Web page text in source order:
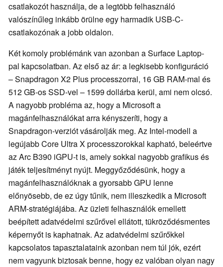
csatlakozót használja, de a legtöbb felhasználó
valószínűleg inkább örülne egy harmadik USB-C-
csatlakozónak a jobb oldalon.
Két komoly problémánk van azonban a Surface Laptop-
pal kapcsolatban. Az első az ár: a legkisebb konfiguráció
– Snapdragon X2 Plus processzorral, 16 GB RAM-mal és
512 GB-os SSD-vel – 1599 dollárba kerül, ami nem olcsó.
A nagyobb probléma az, hogy a Microsoft a
magánfelhasználókat arra kényszeríti, hogy a
Snapdragon-verziót vásárolják meg. Az Intel-modell a
legújabb Core Ultra X processzorokkal kapható, beleértve
az Arc B390 iGPU-t is, amely sokkal nagyobb grafikus és
játék teljesítményt nyújt. Meggyőződésünk, hogy a
magánfelhasználóknak a gyorsabb GPU lenne
előnyösebb, de ez úgy tűnik, nem illeszkedik a Microsoft
ARM-stratégiájába. Az üzleti felhasználók emellett
beépített adatvédelmi szűrővel ellátott, tükröződésmentes
képernyőt is kaphatnak. Az adatvédelmi szűrőkkel
kapcsolatos tapasztalataink azonban nem túl jók, ezért
nem vagyunk biztosak benne, hogy ez valóban olyan nagy